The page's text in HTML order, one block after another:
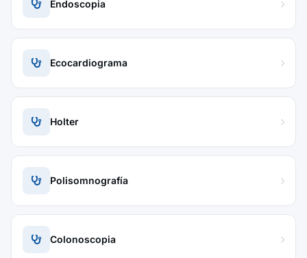
Endoscopia
Ecocardiograma
Holter
Polisomnografía
Colonoscopia